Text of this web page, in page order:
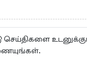
செய்திகளை